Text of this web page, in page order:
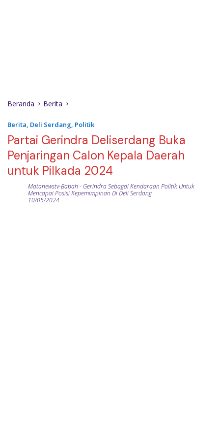
Beranda Berita
Berita, Deli Serdang, Politik
Partai Gerindra Deliserdang Buka
Penjaringan Calon Kepala Daerah
untuk Pilkada 2024
Matanewstv-Babah - Gerindra Sebagai Kendaraan Politik Untuk
Mencapai Posisi Kepemimpinan Di Deli Serdang
10/05/2024